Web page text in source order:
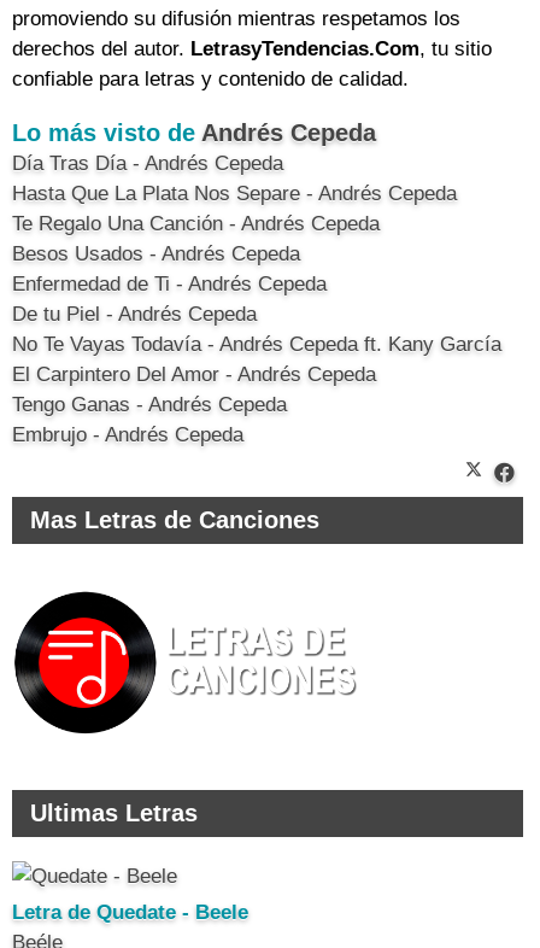
promoviendo su difusión mientras respetamos los
derechos del autor. LetrasyTendencias.Com, tu sitio
confiable para letras y contenido de calidad.
Lo más visto de Andrés Cepeda
Día Tras Día - Andrés Cepeda
Hasta Que La Plata Nos Separe - Andrés Cepeda
Te Regalo Una Canción - Andrés Cepeda
Besos Usados - Andrés Cepeda
Enfermedad de Ti - Andrés Cepeda
De tu Piel - Andrés Cepeda
No Te Vayas Todavía - Andrés Cepeda ft. Kany García
El Carpintero Del Amor - Andrés Cepeda
Tengo Ganas - Andrés Cepeda
Embrujo - Andrés Cepeda
Mas Letras de Canciones
Ultimas Letras
Letra de Quedate - Beele
Beéle